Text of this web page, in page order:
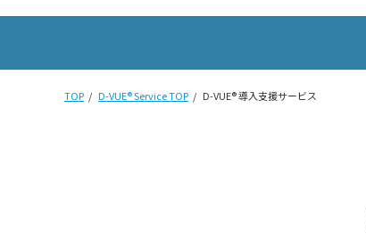
TOP D-VUE® Service TOP D-VUE® 導入支援サービス